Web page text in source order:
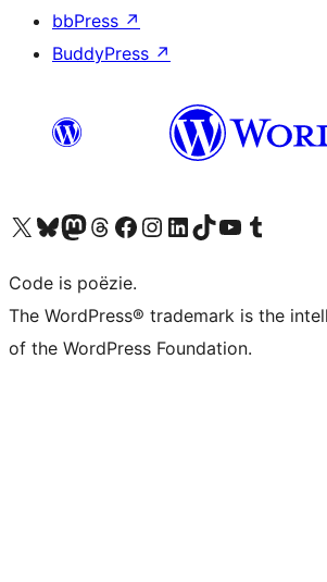
bbPress ↗
BuddyPress ↗
Bezoek ons X (voorheen Twitter) account
Bezoek ons Bluesky account
Bezoek ons Mastodon account
Bezoek ons Threads account
Onze Facebook pagina bezoeken
Bezoek ons Instagram account
Bezoek ons LinkedIn account
Bezoek ons TikTok account
Bezoek ons YouTube kanaalBezoek ons Tumblr account
Code is poëzie.
The WordPress® trademark is the
of the WordPress Foundation.